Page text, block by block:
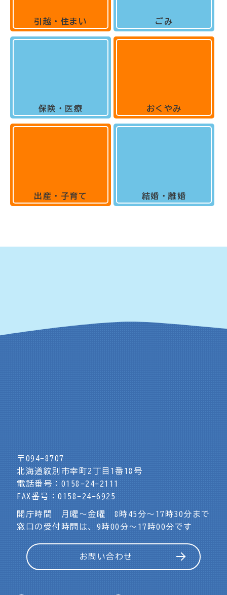
引越・住まい
保険・医療
出産・子育て
ごみ
おくやみ
結婚・離婚
〒094-8707
北海道紋別市幸町2丁目1番18号
電話番号：0158-24-2111
FAX番号：0158-24-6925
開庁時間 月曜～金曜 8時45分～17時30分まで
窓口の受付時間は、9時00分～17時00分です
お問い合わせ